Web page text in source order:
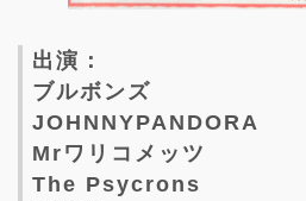
出演：
ブルボンズ
JOHNNYPANDORA
Mrワリコメッツ
The Psycrons